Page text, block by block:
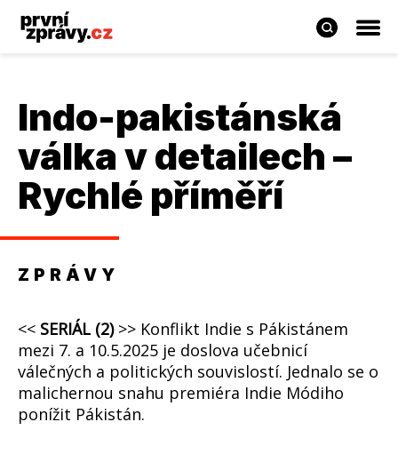
Indo-pakistánská
válka v detailech –
Rychlé příměří
ZPRÁVY
<< SERIÁL (2)>> Konflikt Indie s Pákistánem
mezi 7. a 10.5.2025 je doslova učebnicí
válečných a politických souvislostí. Jednalo se o
malichernou snahu premiéra Indie Módiho
ponížit Pákistán.